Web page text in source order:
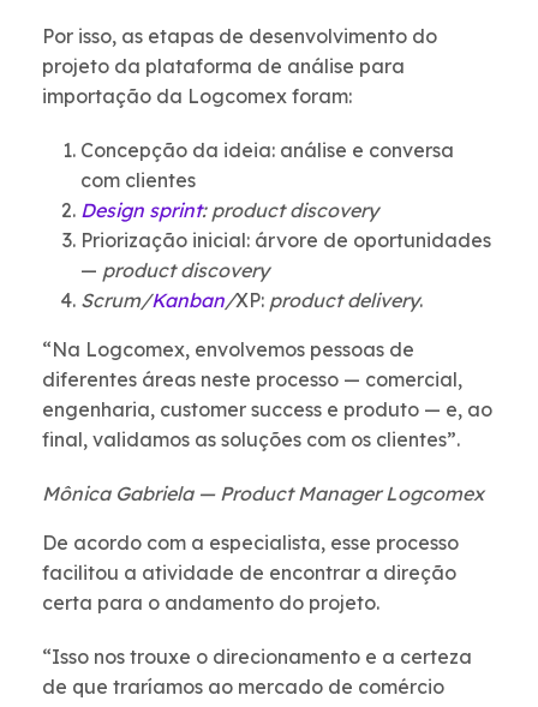
Por isso, as etapas de desenvolvimento do
projeto da plataforma de análise para
importação da Logcomex foram:
Concepção da ideia: análise e conversa
com clientes
Design sprint: product discovery
Priorização inicial: árvore de oportunidades
— product discovery
Scrum/Kanban/XP: product delivery.
“Na Logcomex, envolvemos pessoas de
diferentes áreas neste processo — comercial,
engenharia, customer success e produto — e, ao
final, validamos as soluções com os clientes”.
Mônica Gabriela — Product Manager Logcomex
De acordo com a especialista, esse processo
facilitou a atividade de encontrar a direção
certa para o andamento do projeto.
“Isso nos trouxe o direcionamento e a certeza
de que traríamos ao mercado de comércio